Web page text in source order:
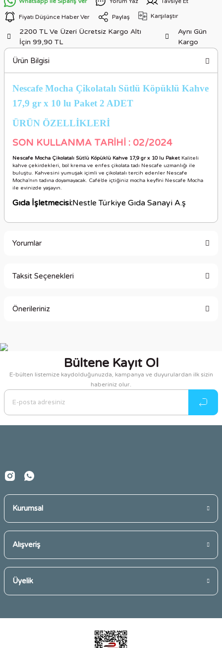
Fiyatı Düşünce Haber Ver Paylaş Karşılaştır
2200 TL Ve Üzeri Ücretsiz Kargo Altı
İçin 99,90 TL
Aynı Gün
Kargo
Ürün Bilgisi
Nescafe Mocha Çikolatalı Sütlü Köpüklü Kahve
17,9 gr x 10 lu Paket 2 ADET
ÜRÜN ÖZELLİKLERİ
SON KULLANMA TARİHİ : 02/2024
Nescafe Mocha Çikolatalı Sütlü Köpüklü Kahve 17,9 gr x 10 lu Paket Kaliteli
kahve çekirdekleri, bol krema ve enfes çikolata tadı Nescafe uzmanlığı ile
buluştu. Kahvesini yumuşak içimli ve çikolatalı tercih edenler Nescafe
Mocha’nın tadına doyamayacak. Café’de içtiğiniz mocha keyfini Nescafe Mocha
ile evinizde yaşayın.
Gıda İşletmecisi:Nestle Türkiye Gıda Sanayi A.ş
Yorumlar
Taksit Seçenekleri
Önerileriniz
Görüş ve önerileriniz için teşekkür ederiz.
Ürün resmi kalitesiz, bozuk veya görüntülenemiyor.
Ürün açıklamasında eksik bilgiler bulunuyor.
Ürün bilgilerinde hatalar bulunuyor.
Bültene Kayıt Ol
E-bülten listemize kaydolduğunuzda, kampanya ve duyurulardan ilk sizin
haberiniz olur.
Kurumsal
Alışveriş
Üyelik